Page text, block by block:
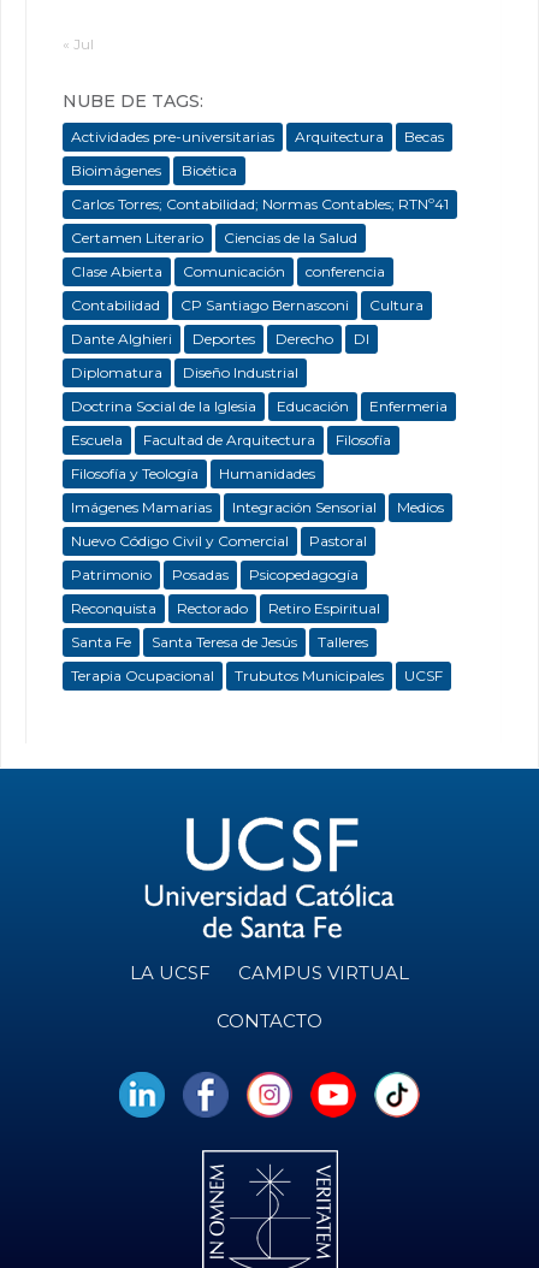
« Jul
NUBE DE TAGS:
Actividades pre-universitarias Arquitectura
Becas
Bioimágenes
Bioética
Carlos Torres; Contabilidad; Normas Contables; RTNº41
Certamen Literario
Ciencias de la Salud
Clase Abierta
Comunicación
conferencia
Contabilidad
CP Santiago Bernasconi
Cultura
Dante Alghieri
Deportes Derecho
DI
Diplomatura
Diseño Industrial
Doctrina Social de la Iglesia
Educación
Enfermeria
Escuela
Facultad de Arquitectura
Filosofía
Filosofía y Teología
Humanidades
Imágenes Mamarias
Integración Sensorial
Medios
Nuevo Código Civil y Comercial
Pastoral
Patrimonio
Posadas
Psicopedagogía
Reconquista
Rectorado
Retiro Espiritual
Santa Fe
Santa Teresa de Jesús
Talleres
Terapia Ocupacional
Trubutos Municipales UCSF
LA UCSF CAMPUS VIRTUAL
CONTACTO